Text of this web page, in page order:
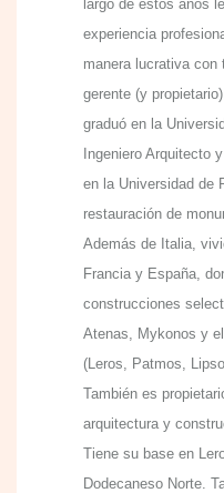
largo de estos años
experiencia
manera lucrativa
gerente (y
graduó en la
Ingeniero Arquitecto
en la Universidad de
restauración de
Además de Italia,
Francia y España,
construcciones
Atenas, Mykonos y
(Leros, Patmos,
También es
arquitectura y
Tiene su base en
Dodecaneso Norte.